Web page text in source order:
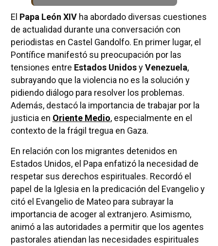
El Papa León XIVha abordado diversas cuestiones
de actualidad durante una conversación con
periodistas en Castel Gandolfo. En primer lugar, el
Pontífice manifestó su preocupación por las
tensiones entre Estados UnidosyVenezuela,
subrayando que la violencia no es la solución y
pidiendo diálogo para resolver los problemas.
Además, destacó la importancia de trabajar por la
justicia en Oriente Medio, especialmente en el
contexto de la frágil tregua en Gaza.
En relación con los migrantes detenidos en
Estados Unidos, el Papa enfatizó la necesidad de
respetar sus derechos espirituales. Recordó el
papel de la Iglesia en la predicación del Evangelio y
citó el Evangelio de Mateo para subrayar la
importancia de acoger al extranjero. Asimismo,
animó a las autoridades a permitir que los agentes
pastorales atiendan las necesidades espirituales